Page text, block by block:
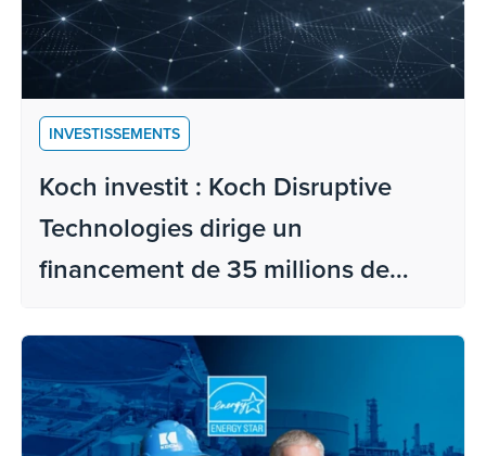
INVESTISSEMENTS
Koch investit : Koch Disruptive
Technologies dirige un
financement de 35 millions de